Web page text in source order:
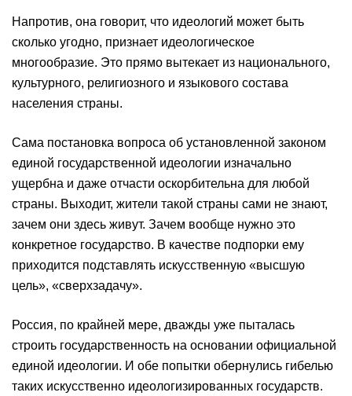
Напротив, она говорит, что идеологий может быть
сколько угодно, признает идеологическое
многообразие. Это прямо вытекает из национального,
культурного, религиозного и языкового состава
населения страны.
Сама постановка вопроса об установленной законом
единой государственной идеологии изначально
ущербна и даже отчасти оскорбительна для любой
страны. Выходит, жители такой страны сами не знают,
зачем они здесь живут. Зачем вообще нужно это
конкретное государство. В качестве подпорки ему
приходится подставлять искусственную «высшую
цель», «сверхзадачу».
Россия, по крайней мере, дважды уже пыталась
строить государственность на основании официальной
единой идеологии. И обе попытки обернулись гибелью
таких искусственно идеологизированных государств.